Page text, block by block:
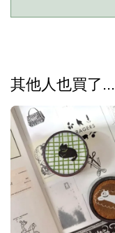
其他人也買了...